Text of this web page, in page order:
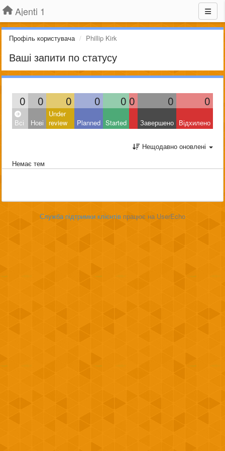
Ajenti 1
Профіль користувача Phillip Kirk
Ваші запити по статусу
0 0 0 0 0 0 0 0
Всі Нові
Under
review
Planned Started Завершено Відхилено
Нещодавно оновлені
Немає тем
Служба підтримки клієнтів працює на UserEcho